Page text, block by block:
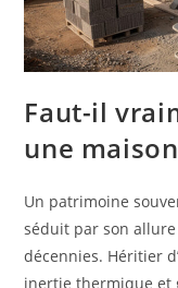
Faut-il
une
Un patrimoine
séduit par son
décennies. Héritier
inertie thermique et